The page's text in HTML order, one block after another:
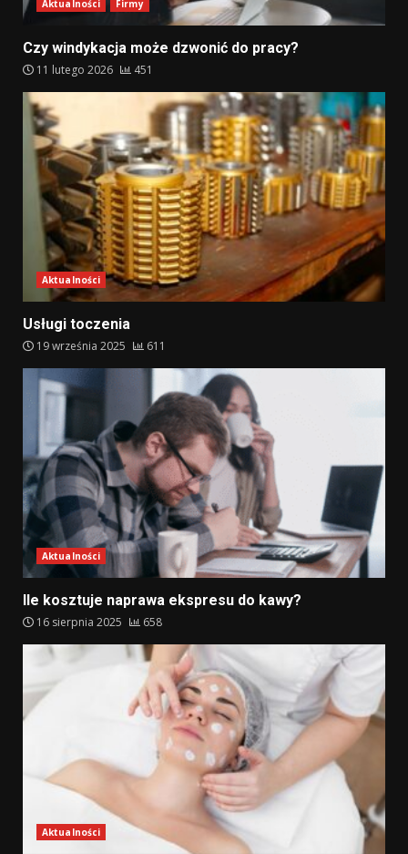
Aktualności Firmy
Czy windykacja może dzwonić do pracy?
11 lutego 2026 451
Aktualności
Usługi toczenia
19 września 2025 611
Aktualności
Ile kosztuje naprawa ekspresu do kawy?
16 sierpnia 2025 658
Aktualności